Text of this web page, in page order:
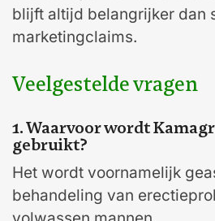
blijft altijd belangrijker dan
marketingclaims.
Veelgestelde vragen
1. Waarvoor wordt
gebruikt?
Het wordt voornamelijk
behandeling van